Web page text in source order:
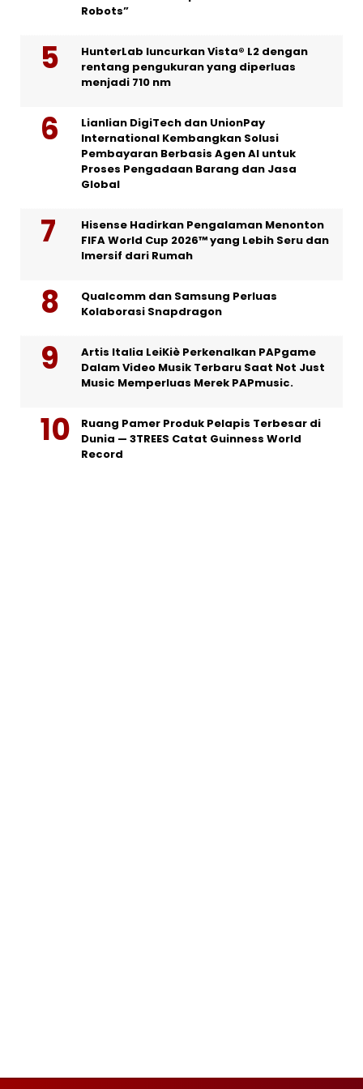
Robots”
HunterLab luncurkan Vista® L2 dengan
rentang pengukuran yang diperluas
menjadi 710 nm
Lianlian DigiTech dan UnionPay
International Kembangkan Solusi
Pembayaran Berbasis Agen AI untuk
Proses Pengadaan Barang dan Jasa
Global
Hisense Hadirkan Pengalaman Menonton
FIFA World Cup 2026™ yang Lebih Seru dan
Imersif dari Rumah
Qualcomm dan Samsung Perluas
Kolaborasi Snapdragon
Artis Italia LeiKiè Perkenalkan PAPgame
Dalam Video Musik Terbaru Saat Not Just
Music Memperluas Merek PAPmusic.
Ruang Pamer Produk Pelapis Terbesar di
Dunia — 3TREES Catat Guinness World
Record